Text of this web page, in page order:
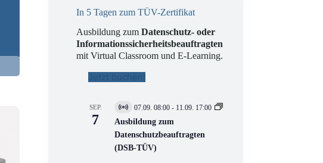
In 5 Tagen zum TÜV-Zertifikat
Ausbildung zumDatenschutz- oder
Informationssicherheitsbeauftragten
mit Virtual Classroom und E-Learning.
Jetzt buchen!
SEP.
7
V
i
t
u
07.09. 08:00 - 11.09. 17:00
Ausbildung zum
Datenschutzbeauftragten
(DSB-TÜV)